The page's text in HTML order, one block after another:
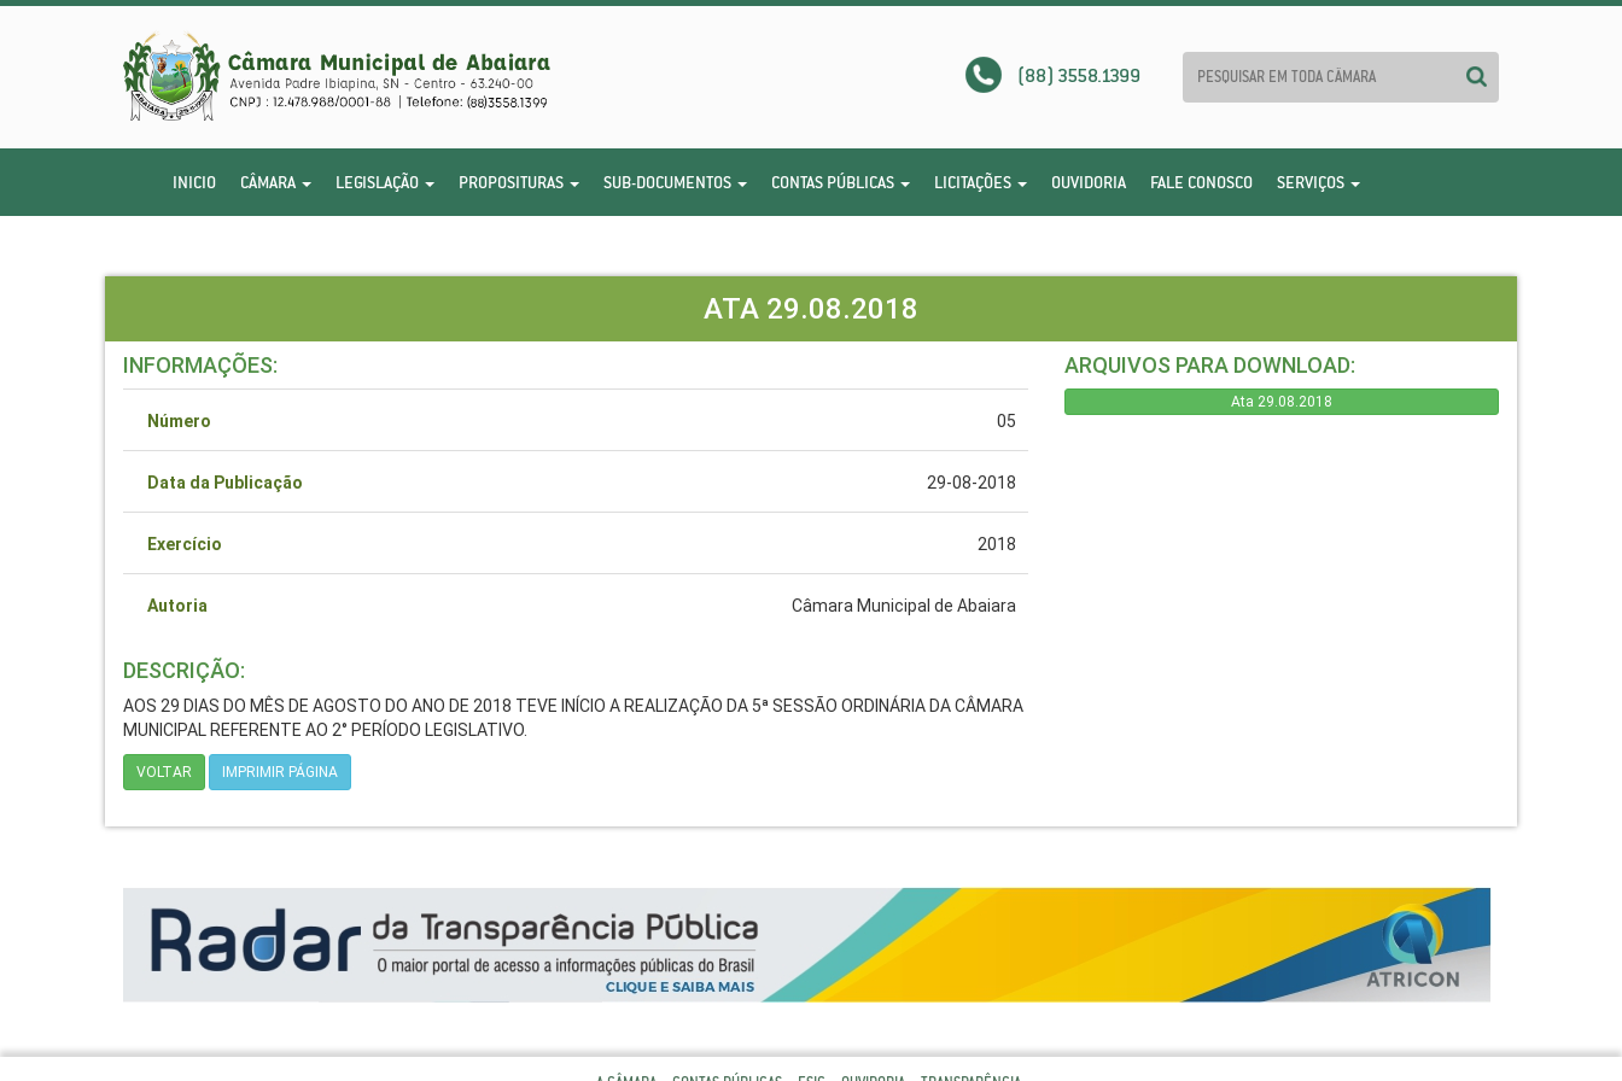
(88) 3558.1399
INICIO CÂMARA LEGISLAÇÃO PROPOSITURAS SUB-DOCUMENTOS CONTAS PÚBLICAS LICITAÇÕES OUVIDORIA FALE CONOSCO SERVIÇOS
ATA 29.08.2018
INFORMAÇÕES:
Número 05
Data da Publicação 29-08-2018
Exercício 2018
Autoria Câmara Municipal de Abaiara
DESCRIÇÃO:
AOS 29 DIAS DO MÊS DE AGOSTO DO ANO DE 2018 TEVE INÍCIO A REALIZAÇÃO DA 5ª SESSÃO ORDINÁRIA DA CÂMARA
MUNICIPAL REFERENTE AO 2° PERÍODO LEGISLATIVO.
VOLTAR IMPRIMIR PÁGINA
ARQUIVOS PARA DOWNLOAD:
Ata 29.08.2018